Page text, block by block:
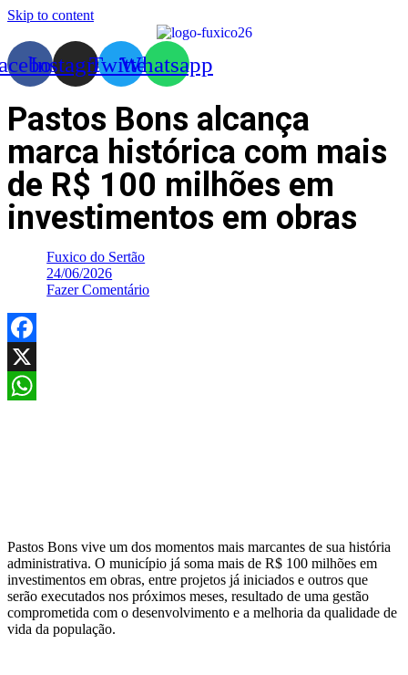
Skip to content
InstagramTwitterWhatsapp
Pastos Bons alcança
marca histórica com mais
de R$ 100 milhões em
investimentos em obras
Fuxico do Sertão
24/06/2026
Fazer Comentário
Facebook
X
Pastos Bons vive um dos momentos mais marcantes de sua história
administrativa. O município já soma mais de R$ 100 milhões em
investimentos em obras, entre projetos já iniciados e outros que
serão executados nos próximos meses, resultado de uma gestão
comprometida com o desenvolvimento e a melhoria da qualidade de
vida da população.